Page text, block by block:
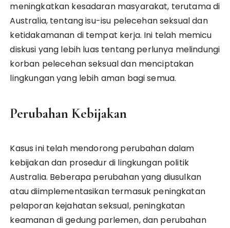
meningkatkan kesadaran masyarakat, terutama di
Australia, tentang isu-isu pelecehan seksual dan
ketidakamanan di tempat kerja. Ini telah memicu
diskusi yang lebih luas tentang perlunya melindungi
korban pelecehan seksual dan menciptakan
lingkungan yang lebih aman bagi semua.
Perubahan Kebijakan
Kasus ini telah mendorong perubahan dalam
kebijakan dan prosedur di lingkungan politik
Australia. Beberapa perubahan yang diusulkan
atau diimplementasikan termasuk peningkatan
pelaporan kejahatan seksual, peningkatan
keamanan di gedung parlemen, dan perubahan